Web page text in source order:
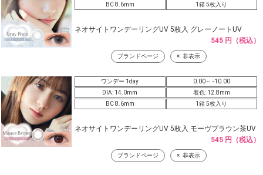
BC 8.6mm
1箱 5枚入り
ネオサイトワンデーリングUV 5枚入 グレーノートUV
545 円（税込）
ブランドページ 非表示
ワンデー 1day
0.00～ -10.00
DIA: 14.0mm
着色: 12.8mm
BC 8.6mm
1箱 5枚入り
ネオサイトワンデーリングUV 5枚入 モーヴブラウン茶UV
545 円（税込）
ブランドページ 非表示